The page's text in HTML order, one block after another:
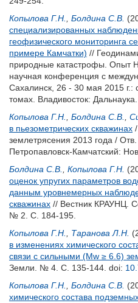
Копылова Г.Н.
Болдина С.В.
специализированных
геофизического мониторинга
примере Камчатки) //
природные катастрофы. Опыт
научная конференция с
Сахалинск, 26 - 30 мая 2015 г.:
томах. Владивосток:
Копылова Г.Н.
Болдина С.В.
в пьезометрических скважинах
землетрясения 2013 года / Отв.
Петропавловск-Камчатский:
Болдина С.В.
Копылова Г.Н.
оценок упругих параметров
данным уровнемерных
скважинах // Вестник КРАУНЦ.
№ 2. С. 184-195.
Копылова Г.Н.
Таранова Л.Н.
в изменениях химического
связи с сильными (Mw ≥ 6.6)
Земли. № 4. С. 135-144. doi:
Копылова Г.Н.
Болдина С.В.
химического состава